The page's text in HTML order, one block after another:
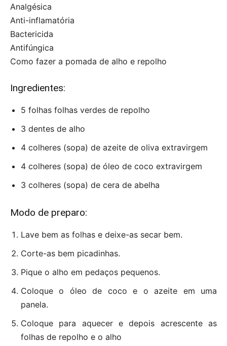
Analgésica
Anti-inflamatória
Bactericida
Antifúngica
Como fazer a pomada de alho e repolho
Ingredientes:
5 folhas folhas verdes de repolho
3 dentes de alho
4 colheres (sopa) de azeite de oliva extravirgem
4 colheres (sopa) de óleo de coco extravirgem
3 colheres (sopa) de cera de abelha
Modo de preparo:
Lave bem as folhas e deixe-as secar bem.
Corte-as bem picadinhas.
Pique o alho em pedaços pequenos.
Coloque o óleo de coco e o azeite em uma
panela.
Coloque para aquecer e depois acrescente as
folhas de repolho e o alho